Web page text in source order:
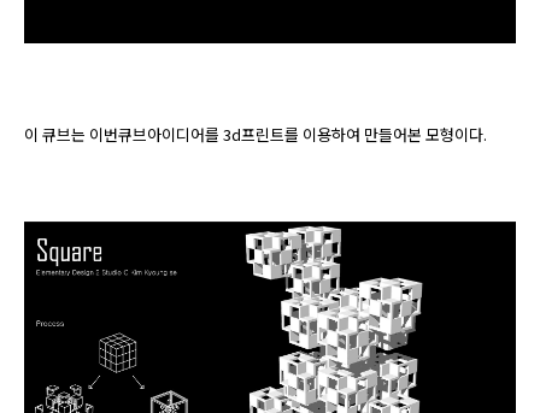
이 큐브는 이번큐브아이디어를 3d프린트를 이용하여 만들어본 모형이다.